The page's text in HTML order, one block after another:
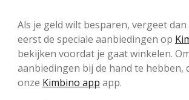
Als je geld wilt besparen, vergeet
eerst de speciale aanbiedingen op
bekijken voordat je gaat winkelen.
aanbiedingen bij de hand te hebben,
onze Kimbino app app.